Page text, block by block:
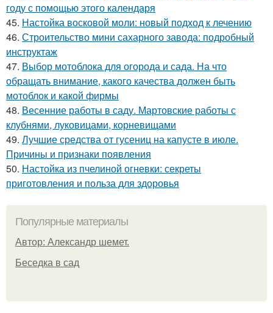
году с помощью этого календаря
45. Настойка восковой моли: новый подход к лечению
46. Строительство мини сахарного завода: подробный
инструктаж
47. Выбор мотоблока для огорода и сада. На что
обращать внимание, какого качества должен быть
мотоблок и какой фирмы
48. Весенние работы в саду. Мартовские работы с
клубнями, луковицами, корневищами
49. Лучшие средства от гусениц на капусте в июле.
Причины и признаки появления
50. Настойка из пчелиной огневки: секреты
приготовления и польза для здоровья
Популярные материалы
Автор: Александр шемет.
Беседка в сад